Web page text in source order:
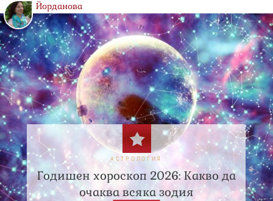
Йорданова
АСТРОЛОГИЯ
Годишен хороскоп 2026: Какво да
очаква всяка зодия